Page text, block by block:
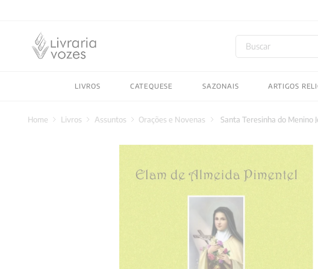
Buscar
LIVROS CATEQUESE SAZONAIS ARTIGOS
Livros Assuntos Orações e Novenas Santa Teresinha do Menino
2027
5 pré venda
º byung chul han
biblia
verena kast
santo agostinho